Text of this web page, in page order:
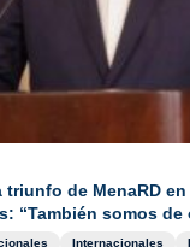
triunfo de MenaRD
“También somos de
Internacionales